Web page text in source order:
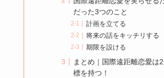
だった3つのこと
計画を立てる
将来の話をキッチリする
期限を設ける
まとめ｜国際遠距離恋愛は
標を持つ！